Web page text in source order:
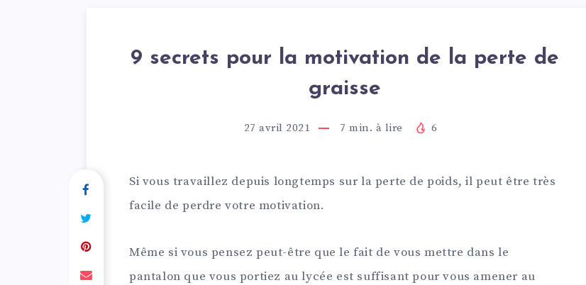
9 secrets pour la motivation de la perte de
graisse
27 avril 2021 7 min. à lire 6
Si vous travaillez depuis longtemps sur la perte de poids, il peut être très
facile de perdre votre motivation.
Même si vous pensez peut-être que le fait de vous mettre dans le
pantalon que vous portiez au lycée est suffisant pour vous amener au